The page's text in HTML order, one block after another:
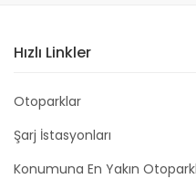
Hızlı Linkler
Otoparklar
Şarj İstasyonları
Konumuna En Yakın